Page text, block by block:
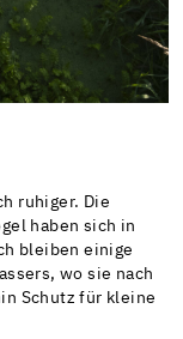
ruhiger. Die
haben sich in
bleiben einige
wo sie nach
Schutz für kleine